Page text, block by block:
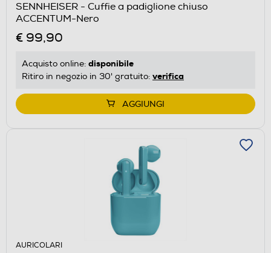
SENNHEISER - Cuffie a padiglione chiuso
ACCENTUM-Nero
€ 99,90
Acquisto online: disponibile
Ritiro in negozio in 30' gratuito: verifica
AGGIUNGI
AURICOLARI